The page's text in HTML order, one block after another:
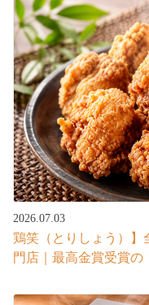
2026.07.03
鶏笑（とりしょう）】
門店｜最高金賞受賞